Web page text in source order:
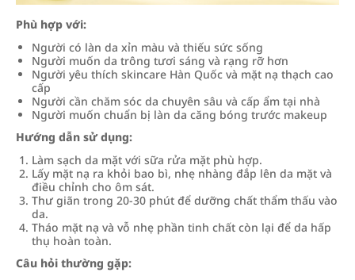
Phù hợp với:
Người có làn da xỉn màu và thiếu sức sống
Người muốn da trông tươi sáng và rạng rỡ hơn
Người yêu thích skincare Hàn Quốc và mặt nạ thạch cao
cấp
Người cần chăm sóc da chuyên sâu và cấp ẩm tại nhà
Người muốn chuẩn bị làn da căng bóng trước makeup
Hướng dẫn sử dụng:
Làm sạch da mặt với sữa rửa mặt phù hợp.
Lấy mặt nạ ra khỏi bao bì, nhẹ nhàng đắp lên da mặt và
điều chỉnh cho ôm sát.
Thư giãn trong 20-30 phút để dưỡng chất thẩm thấu vào
da.
Tháo mặt nạ và vỗ nhẹ phần tinh chất còn lại để da hấp
thụ hoàn toàn.
Câu hỏi thường gặp: